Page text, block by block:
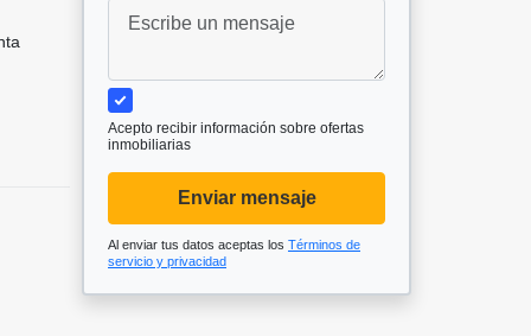
Acepto recibir información sobre ofertas
inmobiliarias
Enviar mensaje
Al enviar tus datos aceptas los Términos de
servicio y privacidad